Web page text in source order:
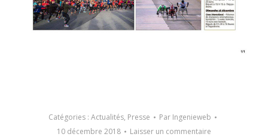
Catégories : Actualités, Presse Par Ingenieweb
10 décembre 2018
Laisser un commentaire